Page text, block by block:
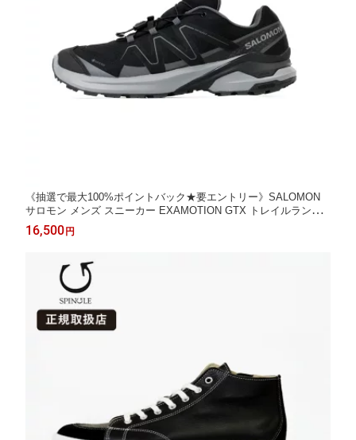
《抽選で最大100%ポイントバック★要エントリー》SALOMON
サロモン メンズ スニーカー EXAMOTION GTX トレイルランニ
ングシューズ 防水 GORE-TEX ブラック ピューター アスファル
ト L47943300 2026SS 軽量 アウトドア 登山 |
16,500 円